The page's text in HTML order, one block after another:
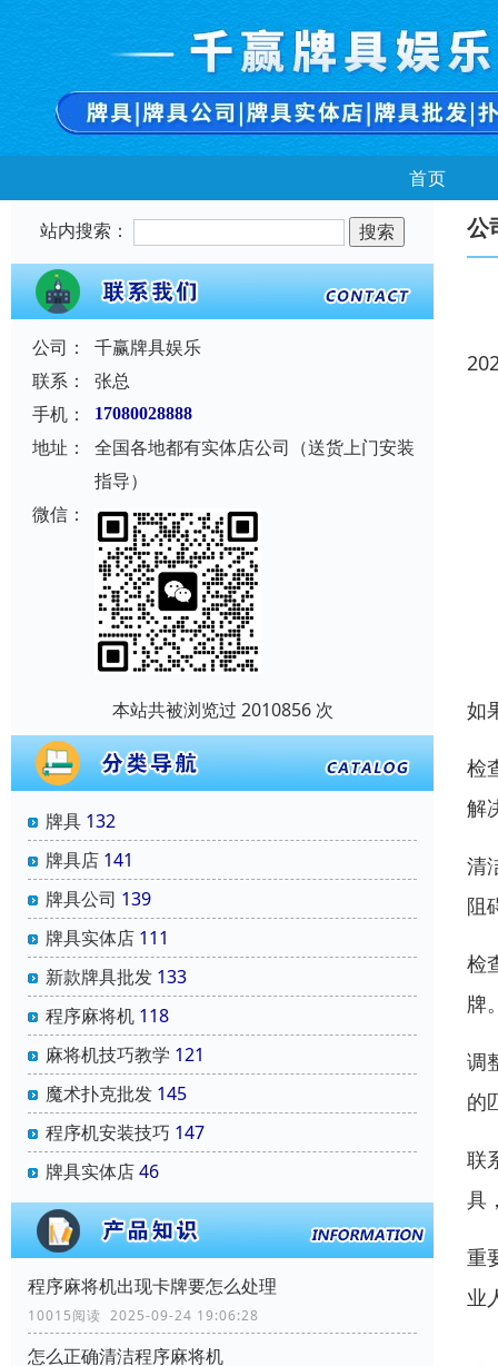
首页
站内搜索：
公司：
千赢牌具娱乐
联系：
张总
手机：
17080028888
地址：
全国各地都有实体店公司（送货上门安装
指导）
微信：
本站共被浏览过 2010856 次
牌具 132
牌具店 141
牌具公司 139
牌具实体店 111
新款牌具批发 133
程序麻将机 118
麻将机技巧教学 121
魔术扑克批发 145
程序机安装技巧 147
牌具实体店46
程序麻将机出现卡牌要怎么处理
10015阅读 2025-09-24 19:06:28
怎么正确清洁程序麻将机
公
如
检
解
清
阻
检
牌
调
的
联
具
重
业